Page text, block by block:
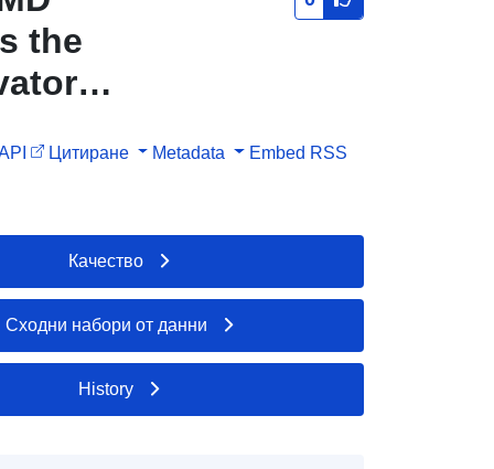
the
Цитиране Metadata Embed RSS
Качество
Сходни набори от данни
History